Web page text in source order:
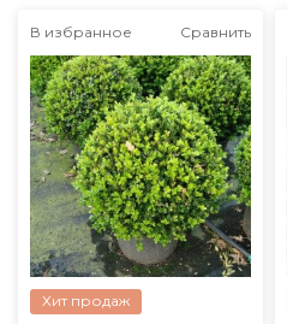
В избранное Сравнить
Хит продаж